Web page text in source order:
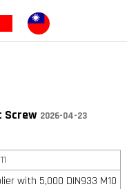
Screw 2026-04-23
with 5,000 DIN933 M10